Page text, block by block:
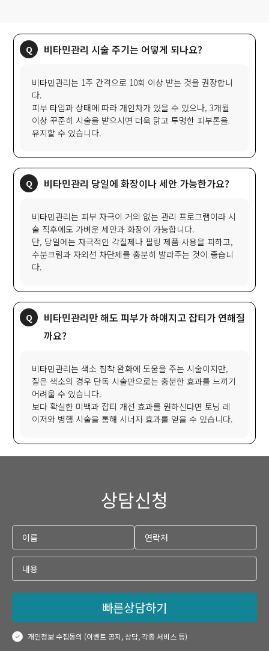
비타민관리 시술 주기는 어떻게 되나요?
비타민관리는 1주 간격으로 10회 이상 받는 것을 권장합니
다.
피부 타입과 상태에 따라 개인차가 있을 수 있으나, 3개월
이상 꾸준히 시술을 받으시면 더욱 맑고 투명한 피부톤을
유지할 수 있습니다.
비타민관리 당일에 화장이나 세안 가능한가요?
비타민관리는 피부 자극이 거의 없는 관리 프로그램이라 시
술 직후에도 가벼운 세안과 화장이 가능합니다.
단, 당일에는 자극적인 각질제나 필링 제품 사용을 피하고,
수분크림과 자외선 차단제를 충분히 발라주는 것이 좋습니
다.
비타민관리만 해도 피부가 하얘지고 잡티가 연해질
까요?
비타민관리는 색소 침착 완화에 도움을 주는 시술이지만,
짙은 색소의 경우 단독 시술만으로는 충분한 효과를 느끼기
어려울 수 있습니다.
보다 확실한 미백과 잡티 개선 효과를 원하신다면 토닝 레
이저와 병행 시술을 통해 시너지 효과를 얻을 수 있습니다.
상담신청
빠른상담하기
개인정보 수집동의 (이벤트 공지, 상담, 각종 서비스 등)